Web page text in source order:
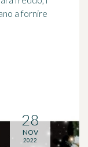
a fornire
28
NOV
2022